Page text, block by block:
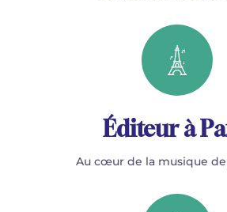
Éditeur à
Au cœur de la musique